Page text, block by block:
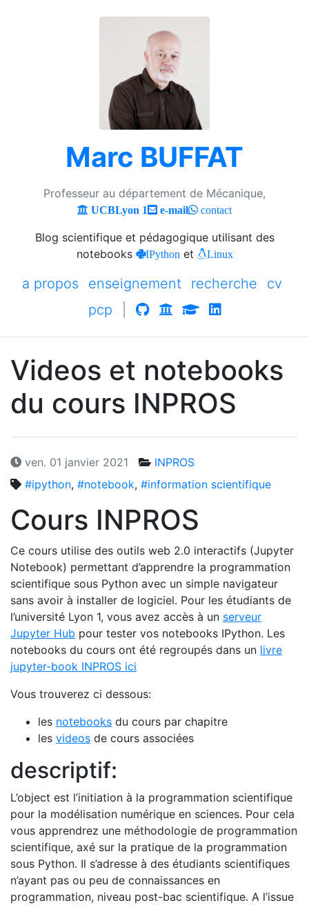
Marc BUFFAT
Professeur au département de Mécanique,
UCBLyon 1 e-mail contact
Blog scientifique et pédagogique utilisant des
notebooks
IPython et Linux
a propos enseignement recherche
cv
pcp
Videos et notebooks
du cours INPROS
ven. 01 janvier 2021
INPROS
#ipython, #notebook, #information scientifique
Cours INPROS
Ce cours utilise des outils web 2.0 interactifs (Jupyter
Notebook) permettant d’apprendre la programmation
scientifique sous Python avec un simple navigateur
sans avoir à installer de logiciel. Pour les étudiants de
l’université Lyon 1, vous avez accès à un serveur
Jupyter Hub pour tester vos notebooks IPython. Les
notebooks du cours ont été regroupés dans un livre
jupyter-book INPROS ici
Vous trouverez ci dessous:
les notebooks du cours par chapitre
les videos de cours associées
descriptif:
L’object est l’initiation à la programmation scientifique
pour la modélisation numérique en sciences. Pour cela
vous apprendrez une méthodologie de programmation
scientifique, axé sur la pratique de la programmation
sous Python. Il s’adresse à des étudiants scientifiques
n’ayant pas ou peu de connaissances en
programmation, niveau post-bac scientifique. A l’issue